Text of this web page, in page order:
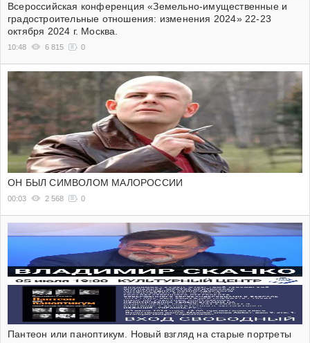
Всероссийская конференция «Земельно-имущественные и
градостроительные отношения: изменения 2024» 22-23
октября 2024 г. Москва.
10:48 6 815 0
ОН БЫЛ СИМВОЛОМ МАЛОРОССИИ
00:03 2 568 0
Пантеон или паноптикум. Новый взгляд на старые портреты